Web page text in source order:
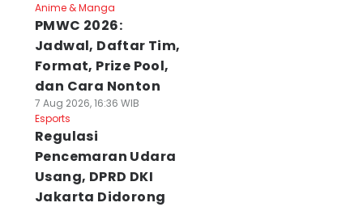
Anime & Manga
PMWC 2026:
Jadwal, Daftar Tim,
Format, Prize Pool,
dan Cara Nonton
7 Aug 2026, 16:36 WIB
Esports
Regulasi
Pencemaran Udara
Usang, DPRD DKI
Jakarta Didorong